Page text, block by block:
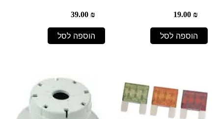
19.00₪
הוספה לסל
39.00₪
הוספה לסל